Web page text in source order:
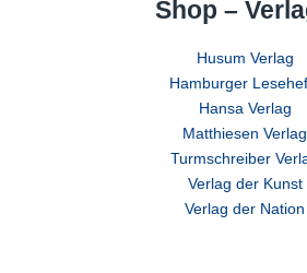
Shop –
Husum Verlag
Hamburger
Hansa Verlag
Matthiesen Verlag
Turmschreiber
Verlag der Kunst
Verlag der Nation